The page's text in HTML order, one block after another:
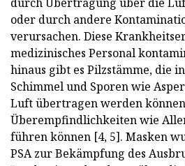
oder durch andere
verursachen. Diese
medizinisches Personal
hinaus gibt es Pilzstämme, die
Schimmel und Sporen wie
Luft übertragen werden
Überempfindlichkeiten wie
führen können [4, 5]. Masken
PSA zur Bekämpfung des